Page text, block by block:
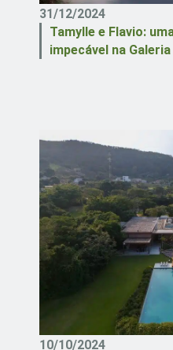
31/12/2024
Tamylle e Flavio:
impecável na
10/10/2024